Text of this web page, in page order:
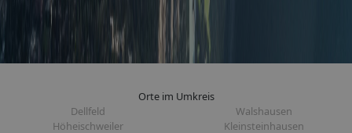
Orte im Umkreis
Dellfeld
Walshausen
Höheischweiler
Kleinsteinhausen